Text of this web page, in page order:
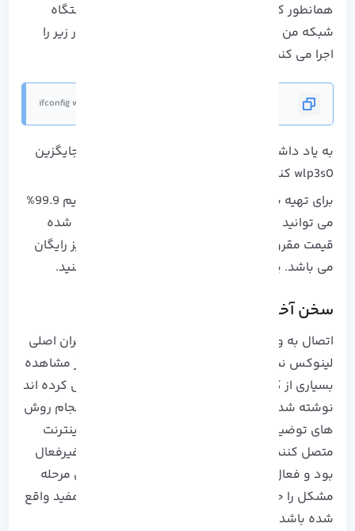
همانطور که در خروجی بالا مشاهده می کنید، دستگاه
شبکه من wlp3s0 نام دارد. برای تنظیم آن، دستور زیر را
اجرا می کنم:
ifconfig wlp3s0 up
به یاد داشته باشید که نام کارت بی سیم خود را جایگزین
wlp3s0 کنید.
برای تهیه سرور مجازی لینوکس
باکیفیت بالا و آپتایم 99.9%
می توانید به
ما سر بزنید! سرور های ارائه شده
قیمت مقرون به صرفه ای داشته و کانفیگ آنها نیز رایگان
می باشد. پس چی بهتر از این! همین الان اقدام کنید.
سخن آخر
اتصال به وای فای در کالی لینوکس نباید برای کاربران اصلی
لینوکس نیز مشکلی ایجاد کند. این آموزش پس از مشاهده
بسیاری از کاربران کالی که مشکلات اتصال را گزارش کرده اند
نوشته شده است. کاربران به راحتی می توانند با انجام روش
های توضیح داده شده، کالی لینوکس خود را به اینترنت
متصل کنند. در اکثر موارد، آداپتور وای فای آن‌ها غیرفعال
بود و فعال کردن آن از network icon، مانند اولین مرحله
مشکل را حل کرد. امیدواریم این مقاله برای شما مفید واقع
شده باشد.